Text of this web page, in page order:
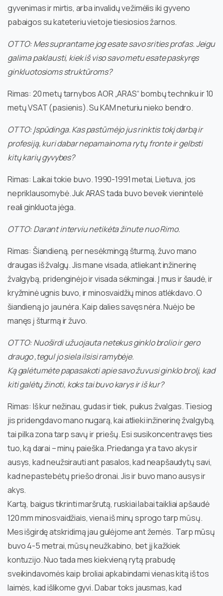
gyvenimas ir mirtis, arba invalidų vežimėlis iki gyveno
pabaigos su kateteriu vietoje tiesiosios žarnos.
OTTO: Mes suprantame jog esate savo srities profas. Jeigu
galima paklausti, kiek iš viso savo metu esate paskyręs
ginkluotosioms struktūroms?
Rimas: 20 metų tarnybos AOR „ARAS“ bombų techniku ir 10
metų VSAT (pasienis). Su KAM neturiu nieko bendro.
OTTO: Įspūdinga. Kas pastūmėjo jus rinktis tokį darbą ir
profesiją, kuri dabar nepamainoma rytų fronte ir gelbsti
kitų karių gyvybes?
Rimas: Laikai tokie buvo. 1990-1991 metai, Lietuva, jos
nepriklausomybė. Juk ARAS tada buvo beveik vienintelė
reali ginkluota jėga.
OTTO: Darant interviu netikėta žinute nuo Rimo.
Rimas: Šiandieną, per nesėkmingą šturmą, žuvo mano
draugas iš žvalgų. Jis mane visada, atliekant inžinerinę
žvalgybą, pridenginėjo ir visada sėkmingai. Į mus ir šaudė, ir
kryžminė ugnis buvo, ir minosvaidžių minos atlėkdavo. O
šiandieną jo jau nėra. Kaip dalies savęs nėra. Nuėjo be
manęs į šturmą ir žuvo.
OTTO: Nuoširdi užuojauta netekus ginklo brolio ir gero
draugo ,tegul jo siela ilsisi ramybėje.
Ką galėtumėte papasakoti apie savo žuvusi ginklo brolį, kad
kiti galėtų žinoti, koks tai buvo karys ir iš kur?
Rimas: Iš kur nežinau, gudas ir tiek, puikus žvalgas. Tiesiog
jis pridengdavo mano nugarą, kai atlieki inžinerinę žvalgybą,
tai pilka zona tarp savų ir priešų. Esi susikoncentravęs ties
tuo, ką darai – minų paieška. Priedanga yra tavo akys ir
ausys, kad neužsirauti ant pasalos, kad neapšaudytų savi,
kad nepastebėtų priešo dronai. Jis ir buvo mano ausys ir
akys.
Kartą, baigus tikrinti maršrutą, ruskiai labai taikliai apšaudė
120 mm minosvaidžiais, viena iš minų sprogo tarp mūsų.
Mes išgirdę atskridimą jau gulėjome ant žemės. Tarp mūsų
buvo 4-5 metrai, mūsų neužkabino, bet jį kažkiek
kontuzijo. Nuo tada mes kiekvieną rytą prabudę
sveikindavomės kaip broliai apkabindami vienas kitą iš tos
laimės, kad išlikome gyvi. Dabar toks jausmas, kad